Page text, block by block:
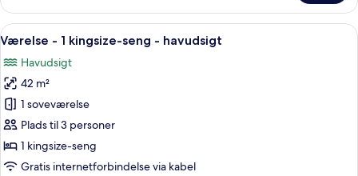
-
dobbeltsenge
Indlæs
alle
billeder
af
Værelse
-
1
kingsize-
Et hotelværelse med en stor seng,
5
Værelse - 1 kingsize-seng - havudsigt
Havudsigt
42 m²
1 soveværelse
Plads til 3 personer
1 kingsize-seng
Gratis internetforbindelse via kabel